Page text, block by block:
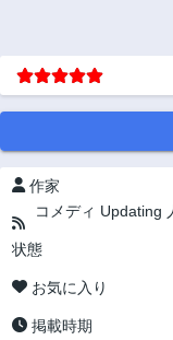
作家
コメディ Updating
状態
お気に入り
掲載時期